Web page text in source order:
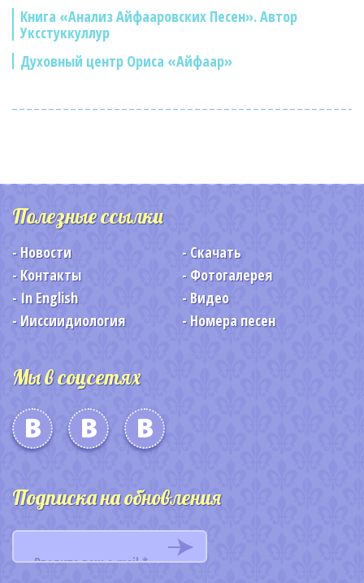
Книга «Анализ Айфааровских Песен». Автор
Уксстуккуллур
Духовный центр Ориса «Айфаар»
Полезные ссылки
Новости
Скачать
Контакты
Фотогалерея
In English
Видео
Ииссиидиология
Номера песен
Мы в соцсетях
Подписка на обновления